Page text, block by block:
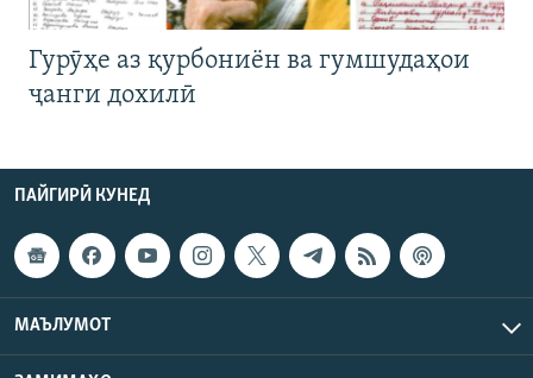
Гурӯҳе аз қурбониён ва гумшудаҳои
ҷанги дохилӣ
ПАЙГИРӢ КУНЕД
МАЪЛУМОТ